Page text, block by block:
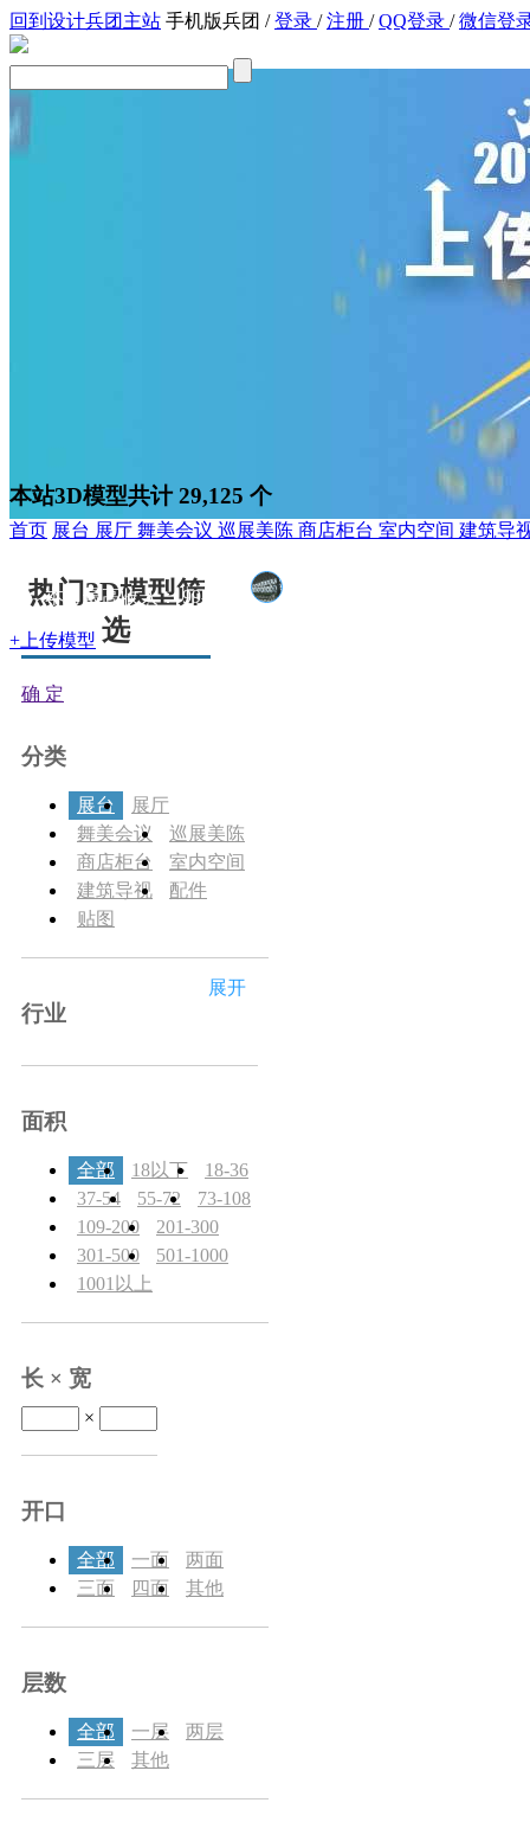
回到设计兵团主站 手机版兵团 /登录 /注册 /QQ登录 /微信登
本站3D模型共计 29,125 个
本月新增模型：2个
本月最高收入：99兵豆
+上传模型
首页 展台 展厅 舞美会议 巡展美陈 商店柜台 室内空间 建筑导
热门3D模型筛
选
确 定
分类
展台
展厅
舞美会议
巡展美陈
商店柜台
室内空间
建筑导视
配件
贴图
展开
行业
面积
全部 18以下
18-36
37-54
55-72
73-108
109-200
201-300
301-500
501-1000
1001以上
长 × 宽
×
开口
全部 一面
两面
三面
四面 其他
层数
全部 一层
两层
三层
其他